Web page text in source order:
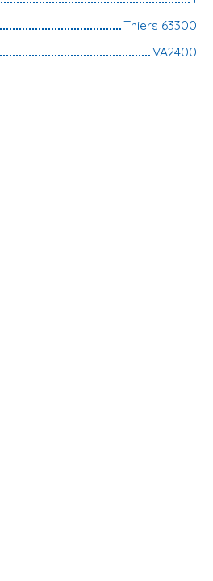
Thiers 63300
VA2400